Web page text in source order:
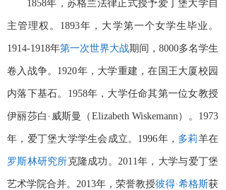
1858年，苏格兰法律正式授予爱丁堡大学自
主管理权。1893年，大学第一个女学生毕业。
1914-1918年第一次世界大战期间， 8000多名学生
卷入战争。1920年，大学重建，在国王大厦校园
内落下基石。1958年，大学任命其第一位女教授
伊丽莎白·威斯曼（Elizabeth Wiskemann）。1973
年，爱丁堡大学学生会成立。1996年， 多莉羊在
罗斯林研究所克隆成功。 2011年，大学与爱丁堡
艺术学院合并。2013年，荣誉教授彼得·希格斯获